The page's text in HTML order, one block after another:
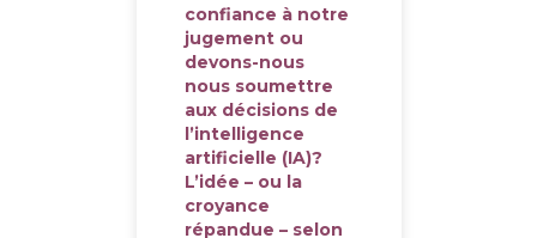
confiance à notre
jugement ou
devons-nous
nous soumettre
aux décisions de
l’intelligence
artificielle (IA)?
L’idée – ou la
croyance
répandue – selon